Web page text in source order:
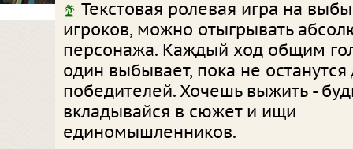
Текстовая ролевая игра на
игроков, можно отыгрывать
персонажа. Каждый ход общим
один выбывает, пока не останутся
победителей. Хочешь выжить -
вкладывайся в сюжет и ищи
единомышленников.